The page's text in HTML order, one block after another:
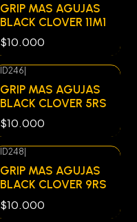
GRIP MAS AGUJAS
BLACK CLOVER 11M1
$10.000
ID246
GRIP MAS AGUJAS
BLACK CLOVER 5RS
$10.000
ID248
GRIP MAS AGUJAS
BLACK CLOVER 9RS
$10.000